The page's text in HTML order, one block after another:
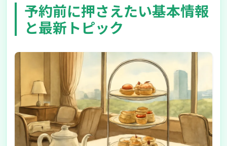
予約前に押さえたい基本情報
と最新トピック